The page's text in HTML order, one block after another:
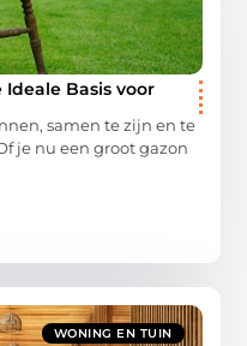
Basis voor
samen te zijn en te
je nu een groot gazon
WONING EN TUIN